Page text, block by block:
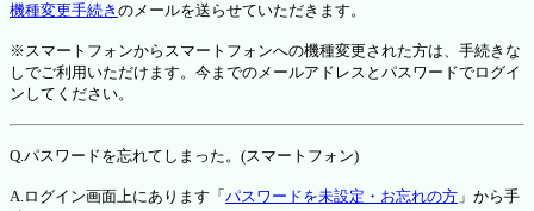
機種変更手続き のメールを送らせていただきます。
※スマートフォンからスマートフォンへの機種変更された方は、手続きな
しでご利用いただけます。今までのメールアドレスとパスワードでログイ
ンしてください。
Q.パスワードを忘れてしまった。(スマートフォン)
A.ログイン画面上にあります「 パスワードを未設定・お忘れの方 」から手